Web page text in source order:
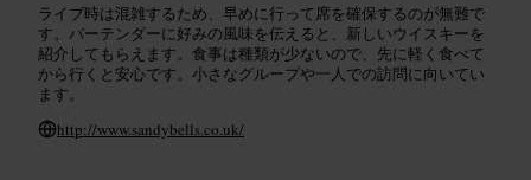
ライブ時は混雑するため、早めに行って席を確保するのが無難で
す。バーテンダーに好みの風味を伝えると、新しいウイスキーを
紹介してもらえます。食事は種類が少ないので、先に軽く食べて
から行くと安心です。小さなグループや一人での訪問に向いてい
ます。
http://www.sandybells.co.uk/